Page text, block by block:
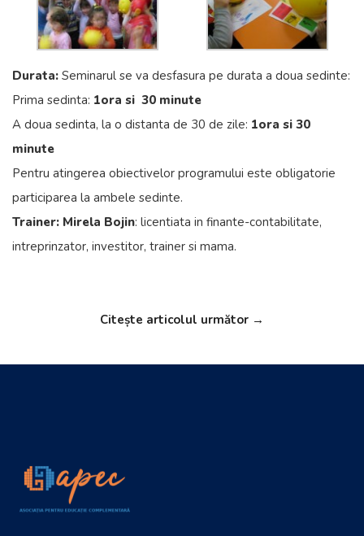
Durata: Seminarul se va desfasura pe durata a doua sedinte:
Prima sedinta: 1ora si 30 minute
A doua sedinta, la o distanta de 30 de zile: 1ora si 30
minute
Pentru atingerea obiectivelor programului este obligatorie
participarea la ambele sedinte.
Trainer: Mirela Bojin: licentiata in finante-contabilitate,
intreprinzator, investitor, trainer si mama.
Citește articolul următor →